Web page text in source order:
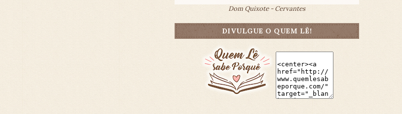
Dom Quixote - Cervantes
DIVULGUE O QUEM LÊ!